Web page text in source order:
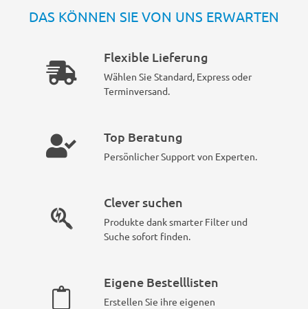
DAS KÖNNEN SIE VON UNS ERWARTEN
Flexible Lieferung
Wählen Sie Standard, Express oder
Terminversand.
Top Beratung
Persönlicher Support von Experten.
Clever suchen
Produkte dank smarter Filter und
Suche sofort finden.
Eigene Bestelllisten
Erstellen Sie ihre eigenen